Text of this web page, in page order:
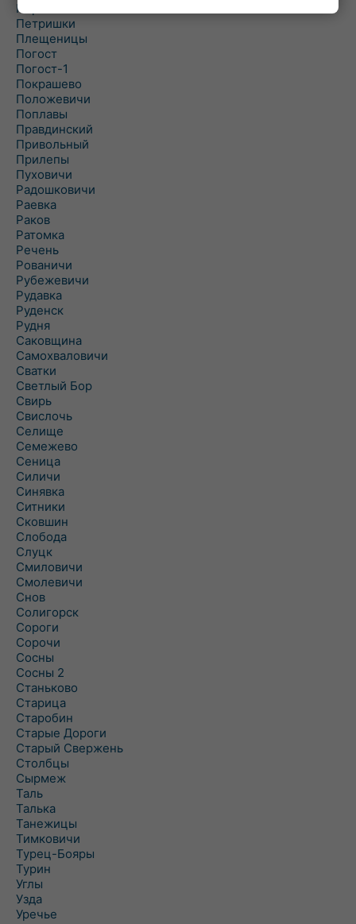
Першаи
Петришки
Плещеницы
Погост
Погост-1
Покрашево
Положевичи
Поплавы
Правдинский
Привольный
Прилепы
Пуховичи
Радошковичи
Раевка
Раков
Ратомка
Речень
Рованичи
Рубежевичи
Рудавка
Руденск
Рудня
Саковщина
Самохваловичи
Сватки
Светлый Бор
Свирь
Свислочь
Селище
Семежево
Сеница
Силичи
Синявка
Ситники
Сковшин
Слобода
Слуцк
Смиловичи
Смолевичи
Снов
Солигорск
Сороги
Сорочи
Сосны
Сосны 2
Станьково
Старица
Старобин
Старые Дороги
Старый Свержень
Столбцы
Сырмеж
Таль
Талька
Танежицы
Тимковичи
Турец-Бояры
Турин
Углы
Узда
Уречье